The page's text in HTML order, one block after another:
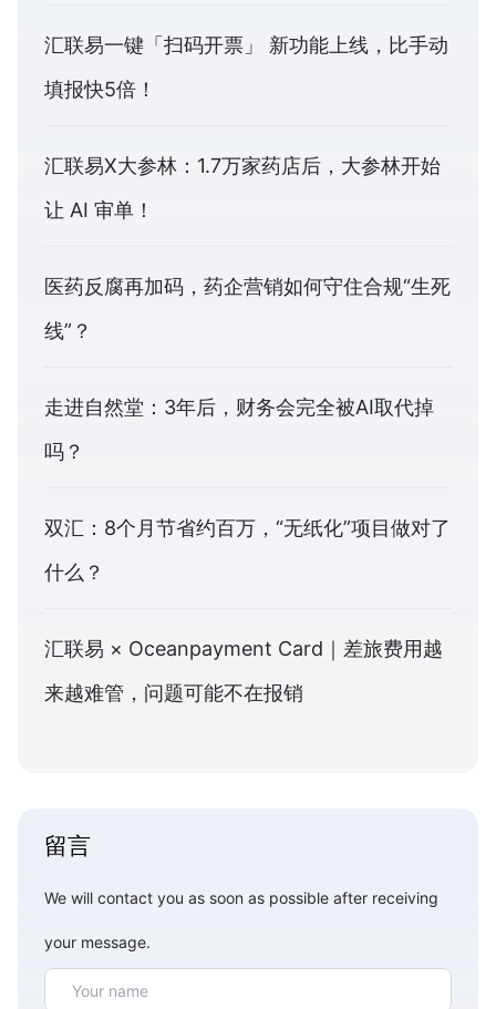
汇联易一键「扫码开票」 新功能上线，比手动
填报快5倍！
汇联易X大参林：1.7万家药店后，大参林开始
让 AI 审单！
医药反腐再加码，药企营销如何守住合规“生死
线”？
走进自然堂：3年后，财务会完全被AI取代掉
吗？
双汇：8个月节省约百万，“无纸化”项目做对了
什么？
汇联易 × Oceanpayment Card｜差旅费用越
来越难管，问题可能不在报销
留言
We will contact you as soon as possible after receiving
your message.